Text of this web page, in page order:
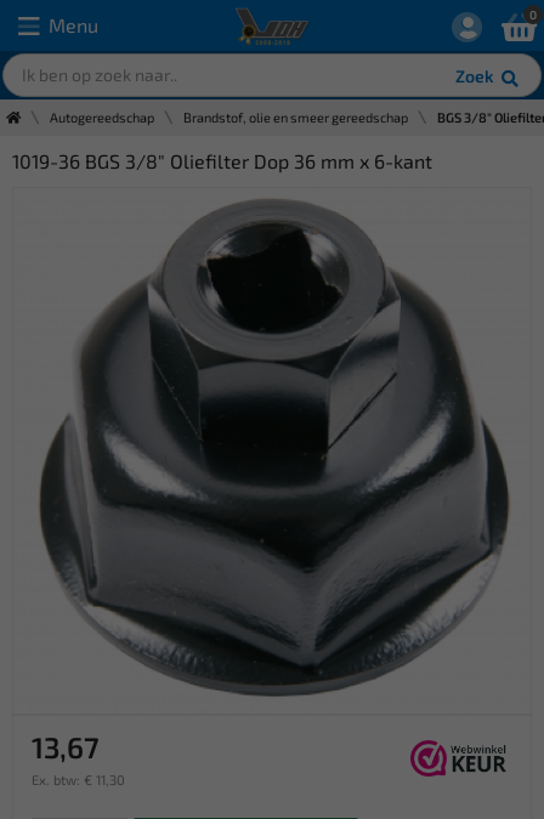
Menu
Zoek
0
Autogereedschap Brandstof, olie en smeer gereedschap BGS 3/8"
1019-36 BGS 3/8" Oliefilter Dop 36 mm x 6-kant
13,67
Ex. btw: € 11,30